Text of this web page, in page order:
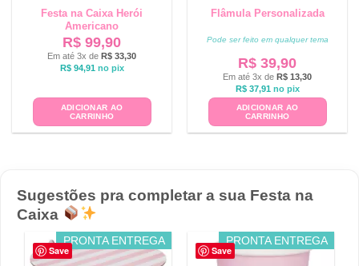
Festa na Caixa Herói
Americano
R$ 99,90
Em até 3x de R$ 33,30
R$94,91 no pix
ADICIONAR AO
CARRINHO
Flâmula Personalizada
Pode ser feito em qualquer tema
R$ 39,90
Em até 3x de R$ 13,30
R$37,91 no pix
ADICIONAR AO
CARRINHO
Sugestões pra completar a sua Festa na
Caixa
Save
PRONTA ENTREGA
Save
PRONTA ENTREGA